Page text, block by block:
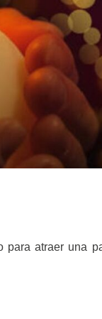
atraer una